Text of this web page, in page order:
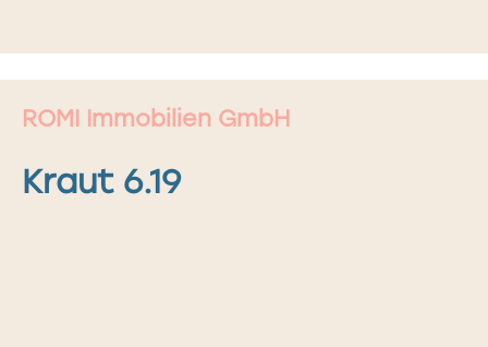
ROMI Immobilien GmbH
Kraut 6.19